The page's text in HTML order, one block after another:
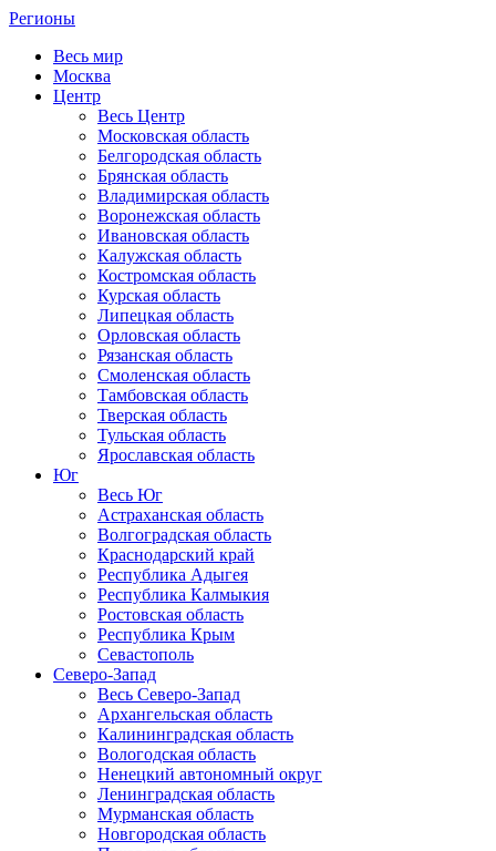
Регионы
Весь мир
Москва
Центр
Весь Центр
Московская область
Белгородская область
Брянская область
Владимирская область
Воронежская область
Ивановская область
Калужская область
Костромская область
Курская область
Липецкая область
Орловская область
Рязанская область
Смоленская область
Тамбовская область
Тверская область
Тульская область
Ярославская область
Юг
Весь Юг
Астраханская область
Волгоградская область
Краснодарский край
Республика Адыгея
Республика Калмыкия
Ростовская область
Республика Крым
Севастополь
Северо-Запад
Весь Северо-Запад
Архангельская область
Калининградская область
Вологодская область
Ненецкий автономный округ
Ленинградская область
Мурманская область
Новгородская область